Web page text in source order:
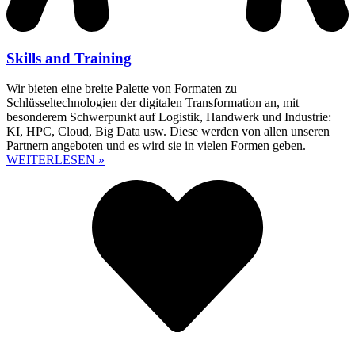
Skills and Training
Wir bieten eine breite Palette von Formaten zu
Schlüsseltechnologien der digitalen Transformation an, mit
besonderem Schwerpunkt auf Logistik, Handwerk und Industrie:
KI, HPC, Cloud, Big Data usw. Diese werden von allen unseren
Partnern angeboten und es wird sie in vielen Formen geben.
WEITERLESEN »